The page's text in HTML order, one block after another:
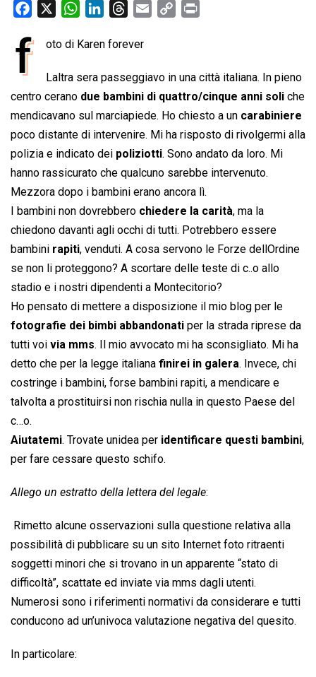
c
o
o
k
W
a
s
A
p
p
n
e
d
I
n
r
a
d
s
l
L
i
n
k
t
f oto di Karen forever
Laltra sera passeggiavo in una città italiana. In pieno
centro cerano due bambini di quattro/cinque anni soli che
mendicavano sul marciapiede. Ho chiesto a un carabiniere
poco distante di intervenire. Mi ha risposto di rivolgermi alla
polizia e indicato dei poliziotti. Sono andato da loro. Mi
hanno rassicurato che qualcuno sarebbe intervenuto.
Mezzora dopo i bambini erano ancora lì.
I bambini non dovrebbero chiedere la carità, ma la
chiedono davanti agli occhi di tutti. Potrebbero essere
bambini rapiti, venduti. A cosa servono le Forze dellOrdine
se non li proteggono? A scortare delle teste di c..o allo
stadio e i nostri dipendenti a Montecitorio?
Ho pensato di mettere a disposizione il mio blog per le
fotografie dei bimbi abbandonati per la strada riprese da
tutti voi via mms. Il mio avvocato mi ha sconsigliato. Mi ha
detto che per la legge italiana finirei in galera. Invece, chi
costringe i bambini, forse bambini rapiti, a mendicare e
talvolta a prostituirsi non rischia nulla in questo Paese del
c…o.
Aiutatemi. Trovate unidea per identificare questi bambini,
per fare cessare questo schifo.
Allego un estratto della lettera del legale:
 Rimetto alcune osservazioni sulla questione relativa alla
possibilità di pubblicare su un sito Internet foto ritraenti
soggetti minori che si trovano in un apparente “stato di
difficoltà”, scattate ed inviate via mms dagli utenti.
Numerosi sono i riferimenti normativi da considerare e tutti
conducono ad un’univoca valutazione negativa del quesito.
In particolare: